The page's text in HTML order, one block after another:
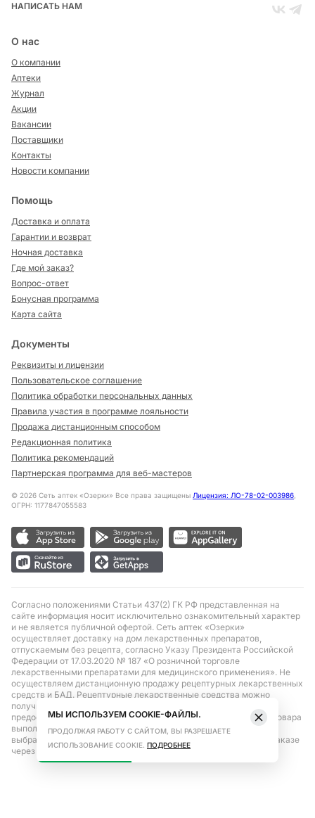
НАПИСАТЬ НАМ
О нас
О компании
Аптеки
Журнал
Акции
Вакансии
Поставщики
Контакты
Новости компании
Помощь
Доставка и оплата
Гарантии и возврат
Ночная доставка
Где мой заказ?
Вопрос-ответ
Бонусная программа
Карта сайта
Документы
Реквизиты и лицензии
Пользовательское соглашение
Политика обработки персональных данных
Правила участия в программе лояльности
Продажа дистанционным способом
Редакционная политика
Политика рекомендаций
Партнерская программа для веб-мастеров
© 2026 Сеть аптек «Озерки» Все права защищены Лицензия: ЛО-78-02-003986,
ОГРН: 1177847055583
Согласно положениями Статьи 437(2) ГК РФ представленная на
сайте информация носит исключительно ознакомительный характер
и не является публичной офертой. Сеть аптек «Озерки»
осуществляет доставку на дом лекарственных препаратов,
отпускаемым без рецепта, согласно Указу Президента Российской
Федерации от 17.03.2020 № 187 «О розничной торговле
лекарственными препаратами для медицинского применения». Не
осуществляем дистанционную продажу рецептурных лекарственных
средств и БАД. Рецептурные лекарственные средства можно
получить только при помощи самовывоза в аптеке при
предоставлении рецепта, выписанного врачом. Бронирование товара
выполняется при условиях последующего выкупа заказа в
выбранном аптечном пункте. Цена действительна только при заказе
через сайт.
МЫ ИСПОЛЬЗУЕМ COOKIE-ФАЙЛЫ.
ПРОДОЛЖАЯ РАБОТУ С САЙТОМ, ВЫ РАЗРЕШАЕТЕ
ИСПОЛЬЗОВАНИЕ COOKIE. ПОДРОБНЕЕ